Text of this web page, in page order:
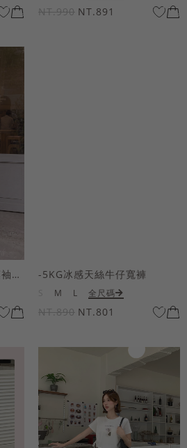
NT.990 NT.891
小隻女限定-柔美挖肩荷葉袖魚尾長洋裝 -5KG冰感天絲牛仔寬褲
M L 全尺碼
NT.890 NT.801